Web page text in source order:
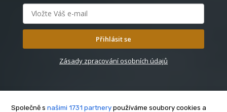
Přihlásit se
Zásady zpracování osobních údajů
Společně s našimi 1731 partnery používáme soubory cookies a